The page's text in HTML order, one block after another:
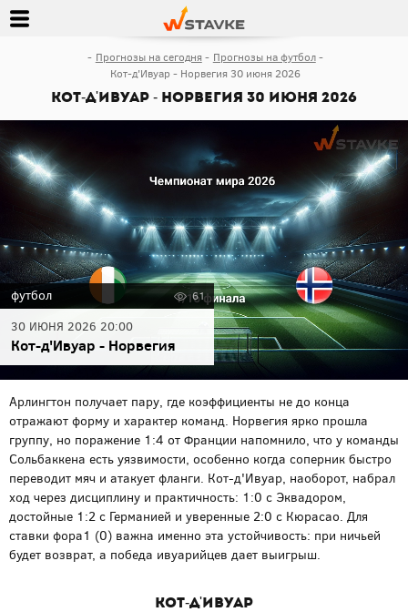
Прогнозы на сегодня
Прогнозы на футбол
Кот-д'Ивуар - Норвегия 30 июня 2026
Кот-д'Ивуар - Норвегия 30 июня 2026
футбол 61
30 ИЮНЯ 2026 20:00
Кот-д'Ивуар - Норвегия
Арлингтон получает пару, где коэффициенты не до конца
отражают форму и характер команд. Норвегия ярко прошла
группу, но поражение 1:4 от Франции напомнило, что у команды
Сольбаккена есть уязвимости, особенно когда соперник быстро
переводит мяч и атакует фланги. Кот-д'Ивуар, наоборот, набрал
ход через дисциплину и практичность: 1:0 с Эквадором,
достойные 1:2 с Германией и уверенные 2:0 с Кюрасао. Для
ставки фора1 (0) важна именно эта устойчивость: при ничьей
будет возврат, а победа ивуарийцев дает выигрыш.
Кот-д'Ивуар